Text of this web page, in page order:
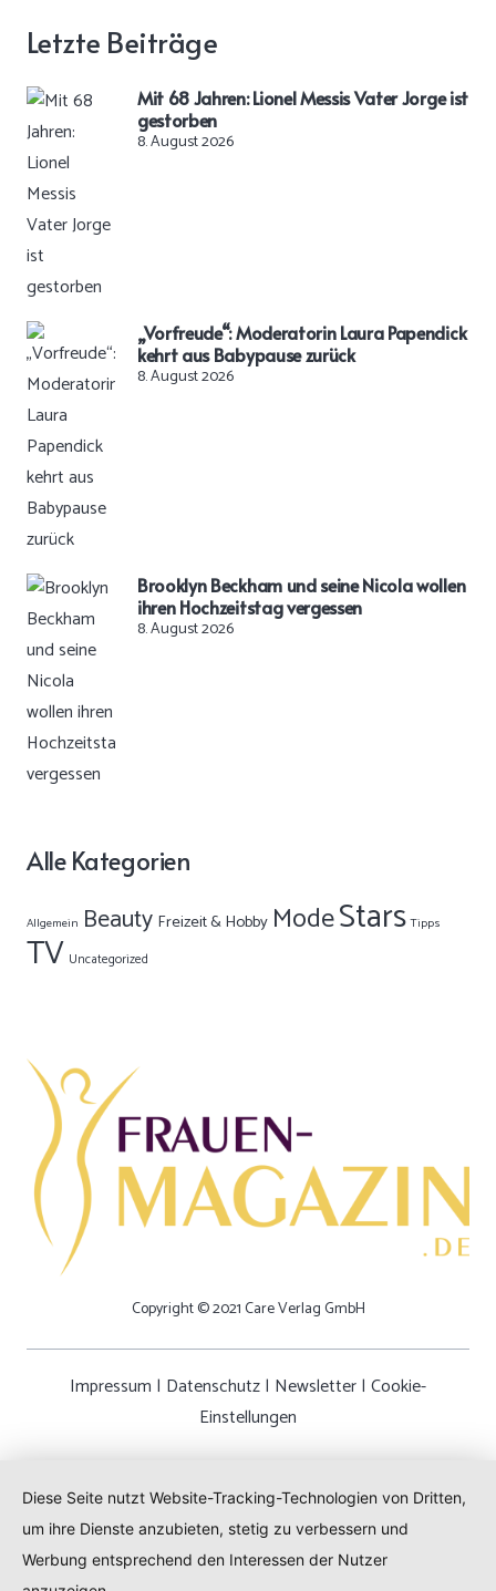
Letzte Beiträge
Mit 68 Jahren: Lionel Messis Vater Jorge ist
gestorben
8. August 2026
„Vorfreude“: Moderatorin Laura Papendick
kehrt aus Babypause zurück
8. August 2026
Brooklyn Beckham und seine Nicola wollen
ihren Hochzeitstag vergessen
8. August 2026
Alle Kategorien
Allgemein Beauty Freizeit & Hobby ModeStars Tipps
TV Uncategorized
Copyright © 2021 Care Verlag GmbH
Impressum | Datenschutz| Newsletter| Cookie-
Einstellungen
Diese Seite nutzt Website-Tracking-Technologien von Dritten,
um ihre Dienste anzubieten, stetig zu verbessern und
Werbung entsprechend den Interessen der Nutzer